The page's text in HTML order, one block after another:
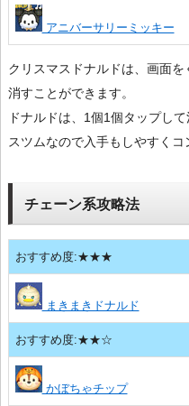
アニバーサリーミッキー
クリスマスドナルドは、画面
消すことができます。
ドナルドは、1個1個タップし
スツムなので入手もしやすくコ
チェーン系攻略法
おすすめ度:★★★
まきまきドナルド
おすすめ度:★★☆
かぼちゃチップ